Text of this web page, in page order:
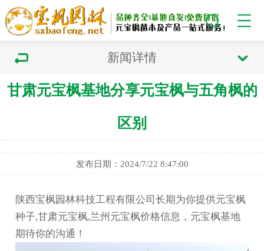
新闻详情
甘肃元宝枫基地分享元宝枫与五角枫的
区别
发布日期：2024/7/22 8:47:00
陕西宝枫园林科技工程有限公司长期为你提供元宝枫
种子,甘肃元宝枫,兰州元宝枫价格信息，元宝枫基地
期待你的沟通！